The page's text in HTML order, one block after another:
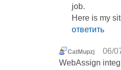
job.
Here is my
ответить
CatMupzj
06/
WebAssign